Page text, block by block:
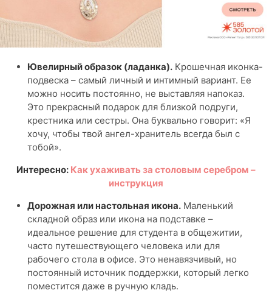
Ювелирный образок (ладанка). Крошечная иконка-
подвеска – самый личный и интимный вариант. Ее
можно носить постоянно, не выставляя напоказ.
Это прекрасный подарок для близкой подруги,
крестника или сестры. Она буквально говорит: «Я
хочу, чтобы твой ангел-хранитель всегда был с
тобой».
Интересно: Как ухаживать за столовым серебром –
инструкция
Дорожная или настольная икона. Маленький
складной образ или икона на подставке –
идеальное решение для студента в общежитии,
часто путешествующего человека или для
рабочего стола в офисе. Это ненавязчивый, но
постоянный источник поддержки, который легко
поместится даже в ручную кладь.